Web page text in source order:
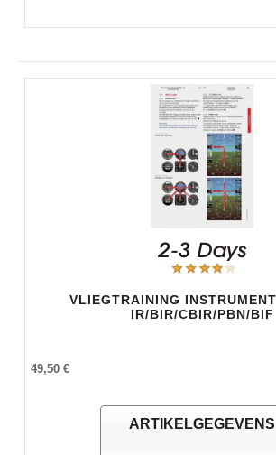
VLIEGTRAINING
IR/BIR/CBIR/PBN/BIF
49,50 €
ARTIKELGEGEVENS